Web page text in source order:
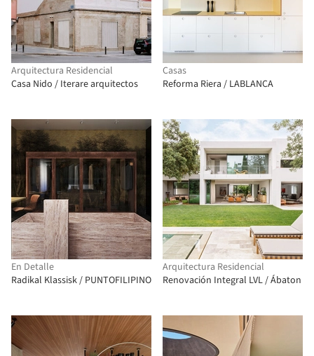
Arquitectura Residencial
Casa Nido / Iterare arquitectos
Casas
Reforma Riera / LABLANCA
En Detalle
Radikal Klassisk / PUNTOFILIPINO
Arquitectura Residencial
Renovación Integral LVL / Ábaton